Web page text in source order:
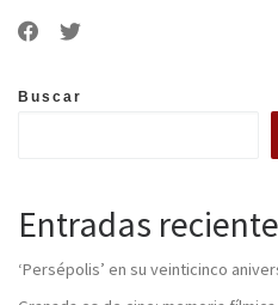
Buscar
Entradas
‘Persépolis’ en su veinticinco